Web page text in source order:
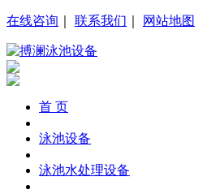
在线咨询 联系我们 网站地图
首 页
泳池设备
泳池水处理设备